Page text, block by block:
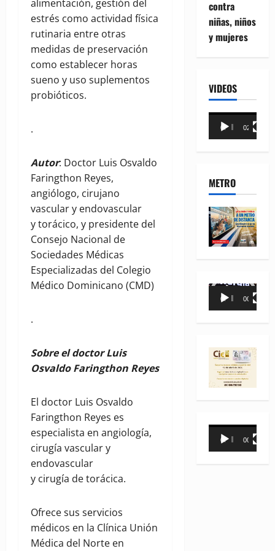
alimentación, gestión del
estrés como actividad física
rutinaria entre otras
medidas de preservación
como establecer horas
sueno y uso suplementos
probióticos.
.
Autor: Doctor Luis Osvaldo
Faringthon Reyes,
angiólogo, cirujano
vascular y endovascular
y torácico, y presidente del
Consejo Nacional de
Sociedades Médicas
Especializadas del Colegio
Médico Dominicano (CMD)
.
Sobre el doctor Luis
Osvaldo Faringthon Reyes
El doctor Luis Osvaldo
Faringthon Reyes es
especialista en angiología,
cirugía vascular y
endovascular
y cirugía de torácica.
Ofrece sus servicios
médicos en la Clínica Unión
Médica del Norte en
contra
niñas, niños
y mujeres
VIDEOS
Reproductor
00:00 02:18
METRO
Reproductor
00:00 00:35
Reproductor
00:00 00:31